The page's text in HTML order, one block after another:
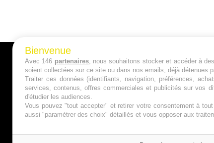
A PROPOS
Qui sommes nous ?
Mentions Légales
Politique de Cookies
Bienvenue
Avec 146 partenaires, nous souhaitons stocker et accéder à
soient collectées sur ce site ou dans nos emails, déjà détenues
Traiter ces données (identifiants, navigation, préférences,
services, contenus, offres commerciales et publicités sur vos
d'étudier les audiences.
Vous pouvez "tout accepter" et retirer votre consentement à
aussi "paramétrer des choix" détaillés et vous opposer aux